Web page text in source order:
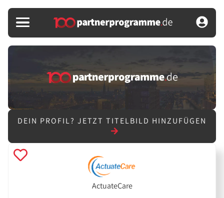
DEIN PROFIL? JETZT TITELBILD HINZUFÜGEN
ActuateCare